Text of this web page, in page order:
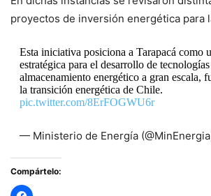
proyectos de inversión energética para
Esta iniciativa posiciona a Tarapacá como
estratégica para el desarrollo de
almacenamiento energético a gran escala,
la transición energética de Chile.
pic.twitter.com/8ErFOGWU6r
— Ministerio de Energía
Compártelo: